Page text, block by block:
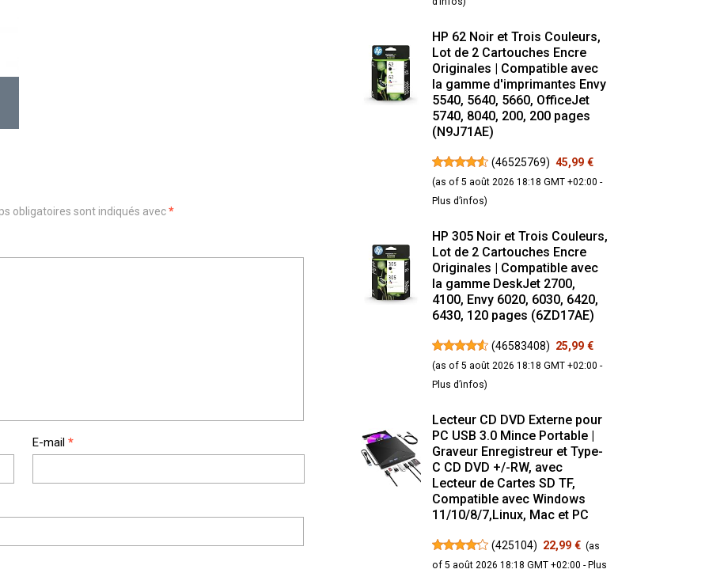
obligatoires sont indiqués avec*
E-mail*
HP 62 Noir et Trois Couleurs,
Lot de 2 Cartouches Encre
Originales | Compatible avec
la gamme d'imprimantes Envy
5540, 5640, 5660, OfficeJet
5740, 8040, 200, 200 pages
(N9J71AE)
(46525769) 45,99 €
(as of 5 août 2026 18:18 GMT +02:00 -
Plus d’infos)
HP 305 Noir et Trois Couleurs,
Lot de 2 Cartouches Encre
Originales | Compatible avec
la gamme DeskJet 2700,
4100, Envy 6020, 6030, 6420,
6430, 120 pages (6ZD17AE)
(46583408) 25,99 €
(as of 5 août 2026 18:18 GMT +02:00 -
Plus d’infos)
Lecteur CD DVD Externe pour
PC USB 3.0 Mince Portable |
Graveur Enregistreur et Type-
C CD DVD +/-RW, avec
Lecteur de Cartes SD TF,
Compatible avec Windows
11/10/8/7,Linux, Mac et PC
(425104) 22,99 € (as
of 5 août 2026 18:18 GMT +02:00 -Plus